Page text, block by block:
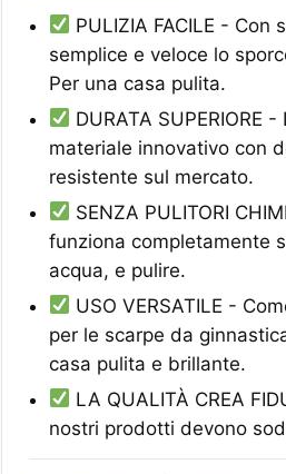
PULIZIA FACILE -
semplice e veloce lo
Per una casa pulita.
DURATA
materiale innovativo con
resistente sul mercato.
SENZA PULITORI
funziona completamente
acqua, e pulire.
USO VERSATILE -
per le scarpe da
casa pulita e brillante.
LA QUALITÀ CREA
nostri prodotti devono